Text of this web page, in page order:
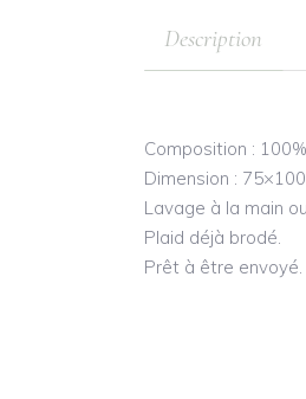
Description
Composition :
Dimension :
Lavage à la main
Plaid déjà brodé.
Prêt à être envoyé.